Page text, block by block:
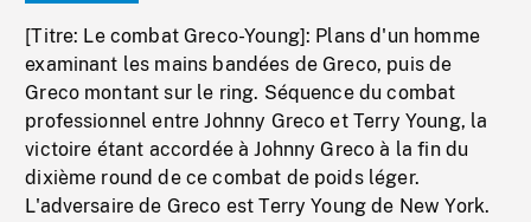
[Titre: Le combat Greco-Young]: Plans d'un homme
examinant les mains bandées de Greco, puis de
Greco montant sur le ring. Séquence du combat
professionnel entre Johnny Greco et Terry Young, la
victoire étant accordée à Johnny Greco à la fin du
dixième round de ce combat de poids léger.
L'adversaire de Greco est Terry Young de New York.